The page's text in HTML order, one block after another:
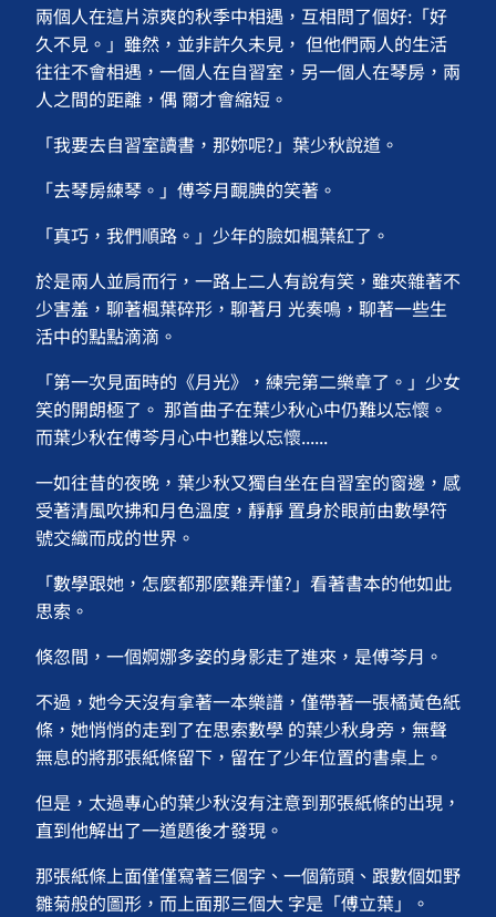
兩個人在這片涼爽的秋季中相遇，互相問了個好:「好
久不見。」雖然，並非許久未見， 但他們兩人的生活
往往不會相遇，一個人在自習室，另一個人在琴房，兩
人之間的距離，偶 爾才會縮短。
「我要去自習室讀書，那妳呢?」葉少秋說道。
「去琴房練琴。」傅芩月靦腆的笑著。
「真巧，我們順路。」少年的臉如楓葉紅了。
於是兩人並肩而行，一路上二人有說有笑，雖夾雜著不
少害羞，聊著楓葉碎形，聊著月 光奏鳴，聊著一些生
活中的點點滴滴。
「第一次見面時的《月光》，練完第二樂章了。」少女
笑的開朗極了。 那首曲子在葉少秋心中仍難以忘懷。
而葉少秋在傅芩月心中也難以忘懷......
一如往昔的夜晚，葉少秋又獨自坐在自習室的窗邊，感
受著清風吹拂和月色溫度，靜靜 置身於眼前由數學符
號交織而成的世界。
「數學跟她，怎麼都那麼難弄懂?」看著書本的他如此
思索。
倏忽間，一個婀娜多姿的身影走了進來，是傅芩月。
不過，她今天沒有拿著一本樂譜，僅帶著一張橘黃色紙
條，她悄悄的走到了在思索數學 的葉少秋身旁，無聲
無息的將那張紙條留下，留在了少年位置的書桌上。
但是，太過專心的葉少秋沒有注意到那張紙條的出現，
直到他解出了一道題後才發現。
那張紙條上面僅僅寫著三個字、一個箭頭、跟數個如野
雛菊般的圖形，而上面那三個大 字是「傅立葉」。